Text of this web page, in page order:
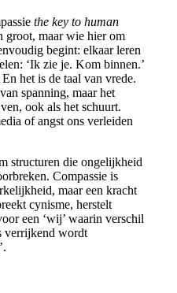
the key to human
groot, maar wie hier om
begint: elkaar leren
‘Ik zie je. Kom binnen.’
het is de taal van vrede.
spanning, maar het
ook als het schuurt.
of angst ons verleiden
structuren die ongelijkheid
Compassie is
maar een kracht
cynisme, herstelt
een ‘wij’ waarin verschil
verrijkend wordt